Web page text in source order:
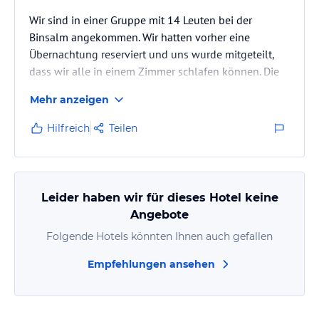
Wir sind in einer Gruppe mit 14 Leuten bei der
Binsalm angekommen. Wir hatten vorher eine
Übernachtung reserviert und uns wurde mitgeteilt,
dass wir alle in einem Zimmer schlafen können. Die
relativ ernüchtert. Die Stockbetten sind ja normal. für
vier Leute wurden dann allerdings einfach Matratzen
zwischen die Stockbetten gelegt, d.h. es war kein
Platz zum gehen vorhanden. Man stelle sich die
Dramen vor, wenn jemand nachts mal zum Pinkeln
musste... Zum Glück konnten…
Mehr anzeigen
Hilfreich Teilen
Leider haben wir für dieses Hotel keine
Angebote
Folgende Hotels könnten Ihnen auch gefallen
Empfehlungen ansehen